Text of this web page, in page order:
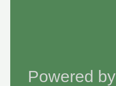
Powered by